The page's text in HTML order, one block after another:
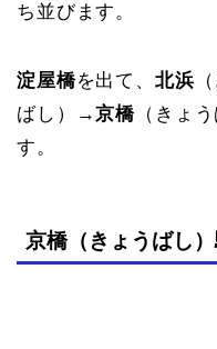
ち並びます。
淀屋橋を出て、 北浜
ばし）→京橋 （きょ
す。
京橋（きょうばし